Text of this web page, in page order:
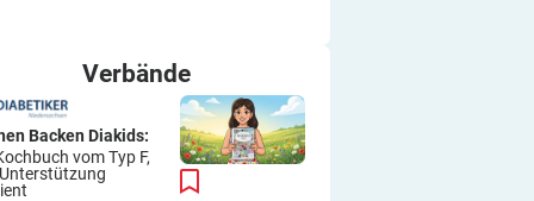
Verbände
Backen Diakids:
vom Typ F,